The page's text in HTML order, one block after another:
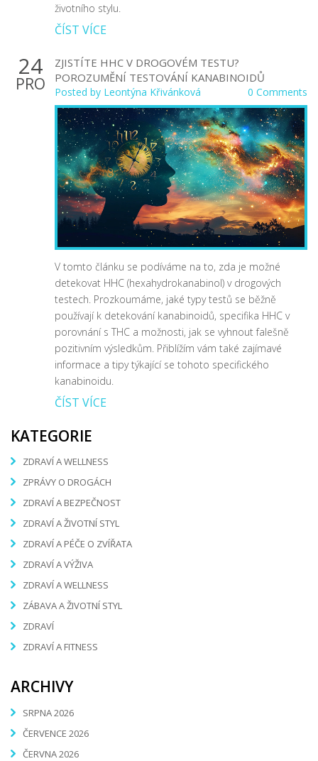
životního stylu.
ČÍST VÍCE
24
PRO
ZJISTÍTE HHC V DROGOVÉM TESTU?
POROZUMĚNÍ TESTOVÁNÍ KANABINOIDŮ
Posted by Leontýna Křivánková 0 Comments
V tomto článku se podíváme na to, zda je možné
detekovat HHC (hexahydrokanabinol) v drogových
testech. Prozkoumáme, jaké typy testů se běžně
používají k detekování kanabinoidů, specifika HHC v
porovnání s THC a možnosti, jak se vyhnout falešně
pozitivním výsledkům. Přiblížím vám také zajímavé
informace a tipy týkající se tohoto specifického
kanabinoidu.
ČÍST VÍCE
KATEGORIE
ZDRAVÍ A WELLNESS
ZPRÁVY O DROGÁCH
ZDRAVÍ A BEZPEČNOST
ZDRAVÍ A ŽIVOTNÍ STYL
ZDRAVÍ A PÉČE O ZVÍŘATA
ZDRAVÍ A VÝŽIVA
ZDRAVÍ A WELLNESS
ZÁBAVA A ŽIVOTNÍ STYL
ZDRAVÍ
ZDRAVÍ A FITNESS
ARCHIVY
SRPNA 2026
ČERVENCE 2026
ČERVNA 2026